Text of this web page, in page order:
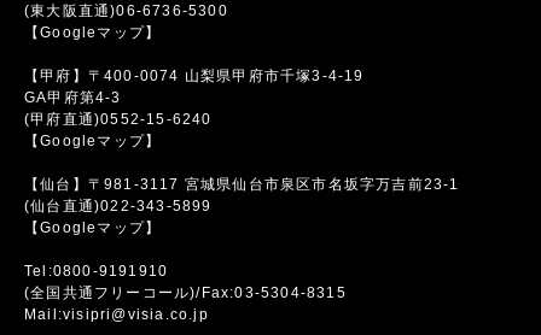
(東大阪直通)06-6736-5300
【Googleマップ】
【甲府】〒400-0074 山梨県甲府市千塚3-4-19
GA甲府第4-3
(甲府直通)0552-15-6240
【Googleマップ】
【仙台】〒981-3117 宮城県仙台市泉区市名坂字万吉前23-1
(仙台直通)022-343-5899
【Googleマップ】
Tel:0800-9191910
(全国共通フリーコール)/Fax:03-5304-8315
Mail:visipri@visia.co.jp